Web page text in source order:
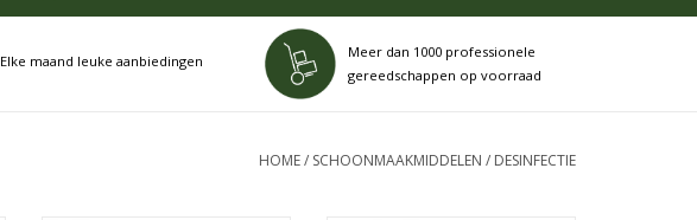
Elke maand leuke aanbiedingen
Meer dan 1000 professionele
gereedschappen op voorraad
HOME/ SCHOONMAAKMIDDELEN / DESINFECTIE